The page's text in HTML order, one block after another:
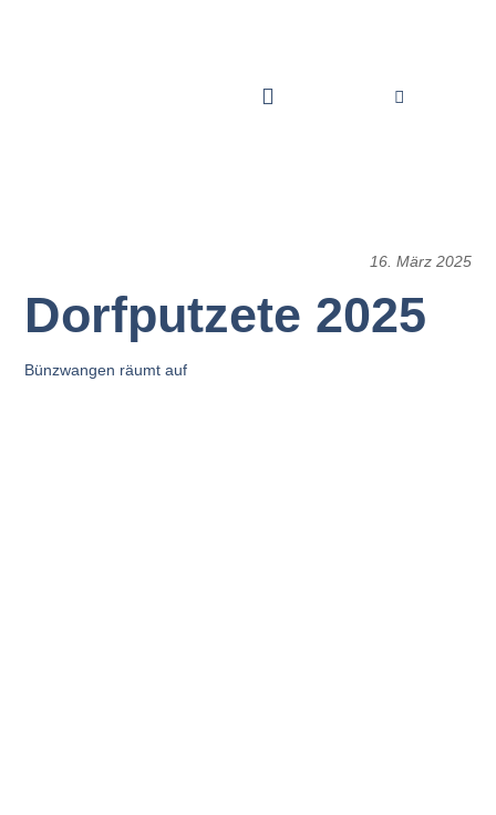
16. März 2025
Dorfputzete 2025
Bünzwangen räumt auf